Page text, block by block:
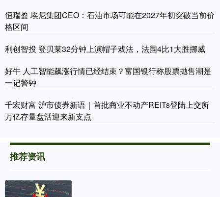
恒瑞盈 埃尼集团CEO：石油市场可能在2027年初突破当前价
格区间
利创智投 登贝莱32分钟上演帽子戏法，法国4比1大胜挪威
好牛 人工智能飙涨行情已经结束？富国银行称股票抛售潮是
一记警钟
千宏财富 沪市债券新语｜首批商业不动产REITs登陆上交所
万亿存量盘活迎来新支点
推荐资讯